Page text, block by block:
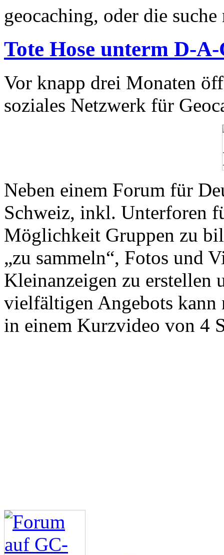
geocaching, oder die
Tote Hose unterm D-
Vor knapp drei Monaten
soziales Netzwerk für
Neben einem Forum für
Schweiz, inkl. Unterforen
Möglichkeit Gruppen zu
„zu sammeln“, Fotos und
Kleinanzeigen zu erstellen
vielfältigen Angebots
in einem Kurzvideo von 4